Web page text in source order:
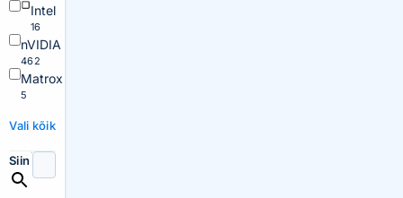
Intel
16
nVIDIA
462
Matrox
5
Vali kõik
Siin